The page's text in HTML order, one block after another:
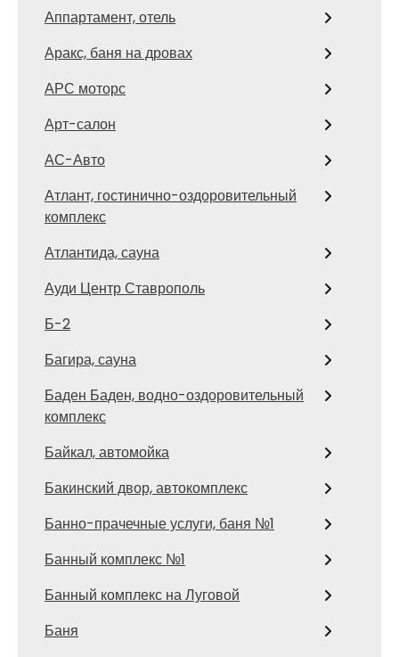
Аппартамент, отель
Аракс, баня на дровах
АРС моторс
Арт-салон
АС-Авто
Атлант, гостинично-оздоровительный
комплекс
Атлантида, сауна
Ауди Центр Ставрополь
Б-2
Багира, сауна
Баден Баден, водно-оздоровительный
комплекс
Байкал, автомойка
Бакинский двор, автокомплекс
Банно-прачечные услуги, баня №1
Банный комплекс №1
Банный комплекс на Луговой
Баня